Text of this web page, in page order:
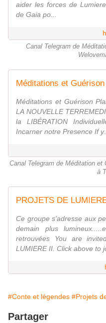
aider les forces de
de Gaia po...
Canal Telegram de
Méditations et
Méditations et Guérison
LA NOUVELLE
la LIBÉRATION
Incarner notre Presence If y...
Canal Telegram de Méditation
à
PROJETS DE LUMIERE
Ce groupe s'adresse aux
demain plus
retrouvées You are
LUMIERE II. Click above to
#Conte et légendes #Projets
Partager